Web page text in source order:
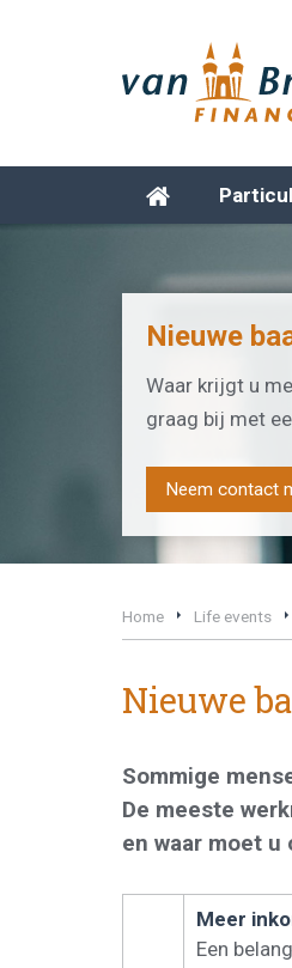
Nieuwe
Waar krijgt u
graag bij met
Neem contact
Home Life events
Nieuwe
Sommige
De meeste
en waar moet u
Meer
Een